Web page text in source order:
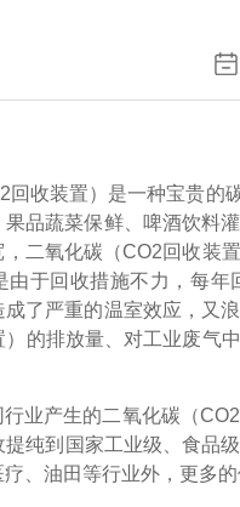
回收装置）是一种宝贵的
果品蔬菜保鲜、啤酒饮料
二氧化碳（CO2回收装
由于回收措施不力，每
了严重的温室效应，又
的排放量、对工业废气
业产生的二氧化碳（
提纯到国家工业级、食品
、油田等行业外，更多